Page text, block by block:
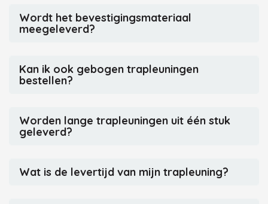
Wordt het bevestigingsmateriaal
meegeleverd?
Kan ik ook gebogen trapleuningen
bestellen?
Worden lange trapleuningen uit één stuk
geleverd?
Wat is de levertijd van mijn trapleuning?